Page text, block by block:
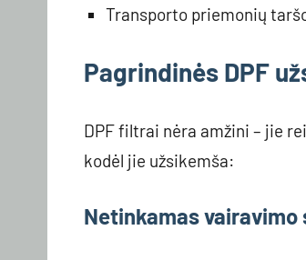
Transporto priemonių
Pagrindinės DPF
DPF filtrai nėra amžini – jie
kodėl jie užsikemša:
Netinkamas vairavimo